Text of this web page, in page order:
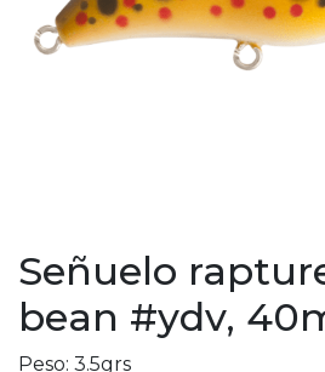
Señuelo
bean #ydv,
Peso: 3.5grs